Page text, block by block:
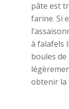
pâte est
farine. Si
à falafels
boules de
obtenir la